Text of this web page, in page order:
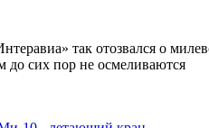
так отозвался о
сих пор не осмеливаются